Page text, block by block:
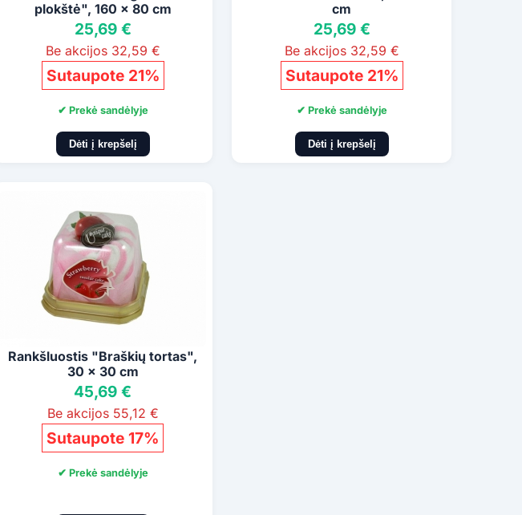
plokštė", 160 x 80 cm
25,69 €
Be akcijos 32,59 €
Sutaupote 21%
✔ Prekė sandėlyje
Dėti į krepšelį
cm
25,69 €
Be akcijos 32,59 €
Sutaupote 21%
✔ Prekė sandėlyje
Dėti į krepšelį
Rankšluostis "Braškių tortas",
30 x 30 cm
45,69 €
Be akcijos 55,12 €
Sutaupote 17%
✔ Prekė sandėlyje